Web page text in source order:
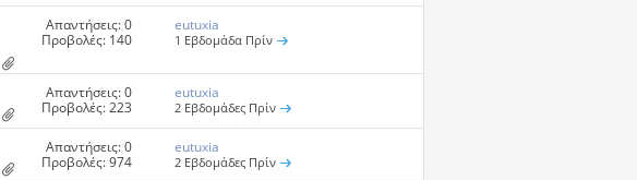
Απαντήσεις: 0
Προβολές: 140
eutuxia
1 Εβδομάδα Πρίν
Απαντήσεις: 0
Προβολές: 223
eutuxia
2 Εβδομάδες Πρίν
Απαντήσεις: 0
Προβολές: 974
eutuxia
2 Εβδομάδες Πρίν